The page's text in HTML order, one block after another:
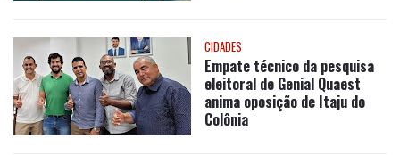
CIDADES
Empate técnico da pesquisa
eleitoral de Genial Quaest
anima oposição de Itaju do
Colônia